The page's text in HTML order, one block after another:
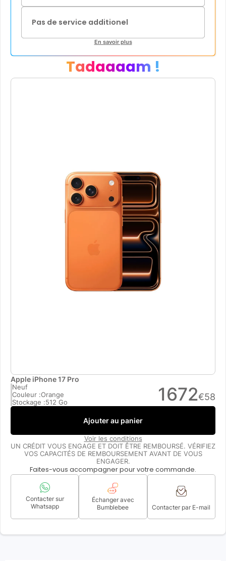
Pas de service additionel
En savoir plus
Tadaaaam !
Apple iPhone 17 Pro
Neuf
Couleur :Orange
Stockage :512 Go 1672€58
Ajouter au panier
Voir les conditions
UN CRÉDIT VOUS ENGAGE ET DOIT ÊTRE REMBOURSÉ. VÉRIFIEZ
VOS CAPACITÉS DE REMBOURSEMENT AVANT DE VOUS
ENGAGER.
Faites-vous accompagner pour votre commande.
Contacter sur
Whatsapp
Échanger avec
Bumblebee
Contacter par E-mail